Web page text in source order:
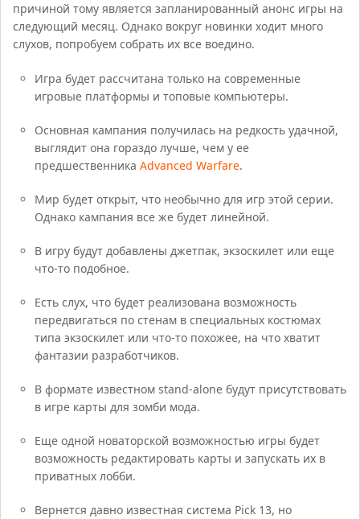
причиной тому является запланированный анонс игры на
следующий месяц. Однако вокруг новинки ходит много
слухов, попробуем собрать их все воедино.
Игра будет рассчитана только на современные
игровые платформы и топовые компьютеры.
Основная кампания получилась на редкость удачной,
выглядит она гораздо лучше, чем у ее
предшественника Advanced Warfare.
Мир будет открыт, что необычно для игр этой серии.
Однако кампания все же будет линейной.
В игру будут добавлены джетпак, экзоскилет или еще
что-то подобное.
Есть слух, что будет реализована возможность
передвигаться по стенам в специальных костюмах
типа экзоскилет или что-то похожее, на что хватит
фантазии разработчиков.
В формате известном stand-alone будут присутствовать
в игре карты для зомби мода.
Еще одной новаторской возможностью игры будет
возможность редактировать карты и запускать их в
приватных лобби.
Вернется давно известная система Pick 13, но